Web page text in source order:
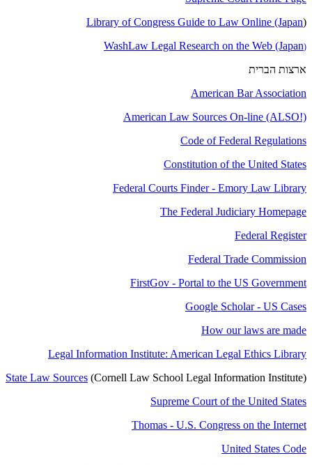
(
Library of Congress Guide to Law Online (Japan
(
WashLaw Legal Research on the Web (Japan
ארצות הברית
American Bar Association
American Law Sources On-line (ALSO!)
Code of Federal Regulations
Constitution of the United States
Federal Courts Finder - Emory Law Library
The Federal Judiciary Homepage
Federal Register
Federal Trade Commission
FirstGov - Portal to the US Government
Google Scholar - US Cases
How our laws are made
Legal Information Institute: American Legal Ethics Library
(
State Law Sources (Cornell Law School Legal Information Institute
Supreme Court of the United States
Thomas - U.S. Congress on the Internet
United States Code